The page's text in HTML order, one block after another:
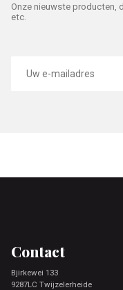
Onze nieuwste producten,
etc.
mailadres
Contact
Bjirkewei 133
9287LC Twijzelerheide